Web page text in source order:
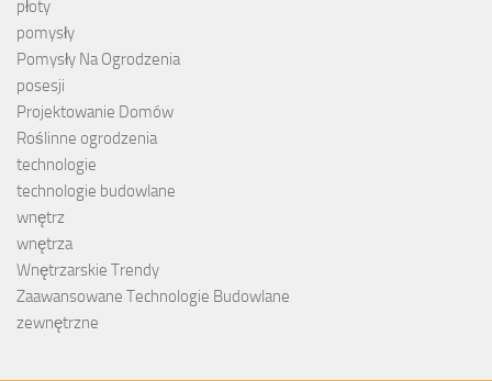
płoty
pomysły
Pomysły Na Ogrodzenia
posesji
Projektowanie Domów
Roślinne ogrodzenia
technologie
technologie budowlane
wnętrz
wnętrza
Wnętrzarskie Trendy
Zaawansowane Technologie Budowlane
zewnętrzne